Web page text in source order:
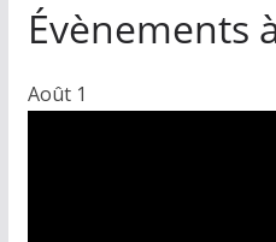
Évènements
Août 1